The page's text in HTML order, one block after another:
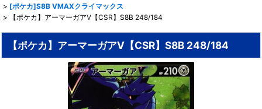
> [ポケカ]S8B VMAXクライマックス
>
【ポケカ】アーマーガアV【CSR】S8B 248/184
【ポケカ】アーマーガアV【CSR】S8B 248/184